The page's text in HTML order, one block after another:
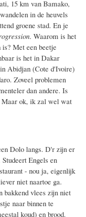
15 km van Bamako,
in de heuvels
groene stad. En je
. Waarom is het
is? Met een beetje
is het in Dakar
Abidjan (Cote d'Ivoire)
Zoveel problemen
dan andere. Is
Maar ok, ik zal wel wat
Dolo langs. D'r zijn er
Engels en
- nou ja, eigenlijk
niet naartoe ga.
bakkend vlees zijn niet
naar binnen te
koud) en brood.